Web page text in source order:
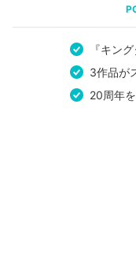
『キン
3作品が
20周年